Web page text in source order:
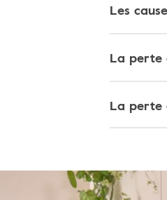
Les
La perte
La perte